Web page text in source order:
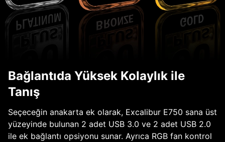
Bağlantıda Yüksek Kolaylık ile
Tanış
Seçeceğin anakarta ek olarak, Excalibur E750 sana üst
yüzeyinde bulunan 2 adet USB 3.0 ve 2 adet USB 2.0
ile ek bağlantı opsiyonu sunar. Ayrıca RGB fan kontrol